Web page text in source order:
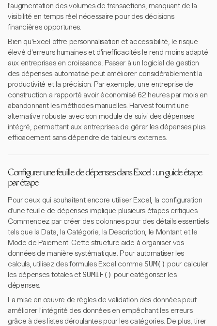
l'augmentation des volumes de transactions, manquant de la
visibilité en temps réel nécessaire pour des décisions
financières opportunes.
Bien qu'Excel offre personnalisation et accessibilité, le risque
élevé d'erreurs humaines et d'inefficacités le rend moins adapté
aux entreprises en croissance. Passer à un logiciel de gestion
des dépenses automatisé peut améliorer considérablement la
productivité et la précision. Par exemple, une entreprise de
construction a rapporté avoir économisé 62 heures par mois en
abandonnant les méthodes manuelles. Harvest fournit une
alternative robuste avec son module de suivi des dépenses
intégré, permettant aux entreprises de gérer les dépenses plus
efficacement sans dépendre de tableurs externes.
Configurer une feuille de dépenses dans Excel : un guide étape
par étape
Pour ceux qui souhaitent encore utiliser Excel, la configuration
d'une feuille de dépenses implique plusieurs étapes critiques.
Commencez par créer des colonnes pour des détails essentiels
tels que la Date, la Catégorie, la Description, le Montant et le
Mode de Paiement. Cette structure aide à organiser vos
données de manière systématique. Pour automatiser les
calculs, utilisez des formules Excel comme SUM() pour calculer
les dépenses totales et SUMIF() pour catégoriser les
dépenses.
La mise en œuvre de règles de validation des données peut
améliorer l'intégrité des données en empêchant les erreurs
grâce à des listes déroulantes pour les catégories. De plus, tirer